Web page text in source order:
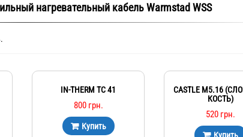
нагревательный кабель Warmstad WSS
IN-THERM TC 41
800 грн.
Купить
CASTLE М5.16
КОСТЬ)
520 грн.
Купить